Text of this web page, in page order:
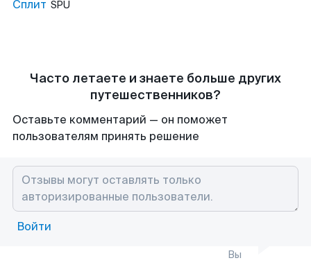
Сплит SPU
Часто летаете и знаете больше других
путешественников?
Оставьте комментарий — он поможет
пользователям принять решение
Войти
Вы